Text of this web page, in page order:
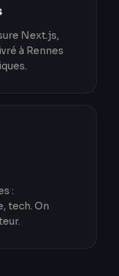
Next.js,
à Rennes
:
tech. On